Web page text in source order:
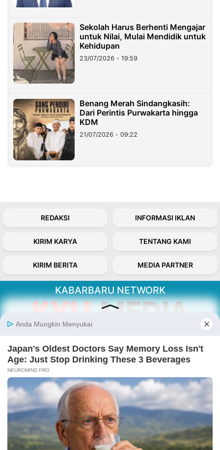
Sekolah Harus Berhenti Mengajar
untuk Nilai, Mulai Mendidik untuk
Kehidupan
23/07/2026 - 19:59
Benang Merah Sindangkasih:
Dari Perintis Purwakarta hingga
KDM
21/07/2026 - 09:22
REDAKSI INFORMASI IKLAN
KIRIM KARYA TENTANG KAMI
KIRIM BERITA MEDIA PARTNER
KABARBARU NETWORK
About Our Kabarbaru.co
Kabarbaru.co menyajikan berita aktual dan
serta terverifikasi dari sumber yang tepat.
Follow Kabarbaru